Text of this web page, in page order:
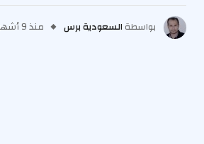
بواسطة السعودية برس منذ 9 أشهر